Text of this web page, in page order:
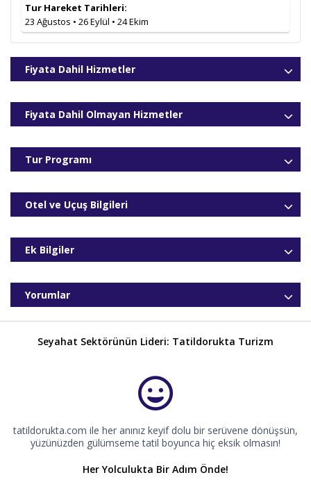
Tur Hareket Tarihleri:
23 Ağustos • 26 Eylül • 24 Ekim
Fiyata Dahil Hizmetler
Fiyata Dahil Olmayan Hizmetler
Tur Programı
Otel ve Uçuş Bilgileri
Ek Bilgiler
Yorumlar
Seyahat Sektörünün Lideri: Tatildorukta Turizm
tatildorukta.com ile her anınız keyif dolu bir serüvene dönüşsün,
yüzünüzden gülümseme tatil boyunca hiç eksik olmasın!
Her Yolculukta Bir Adım Önde!